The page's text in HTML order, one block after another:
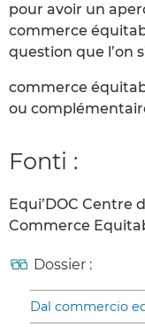
pour avoir un
commerce
question que l’on
commerce
ou
Fonti :
Equi’DOC Centre
Commerce
Dossier :
Dal commercio